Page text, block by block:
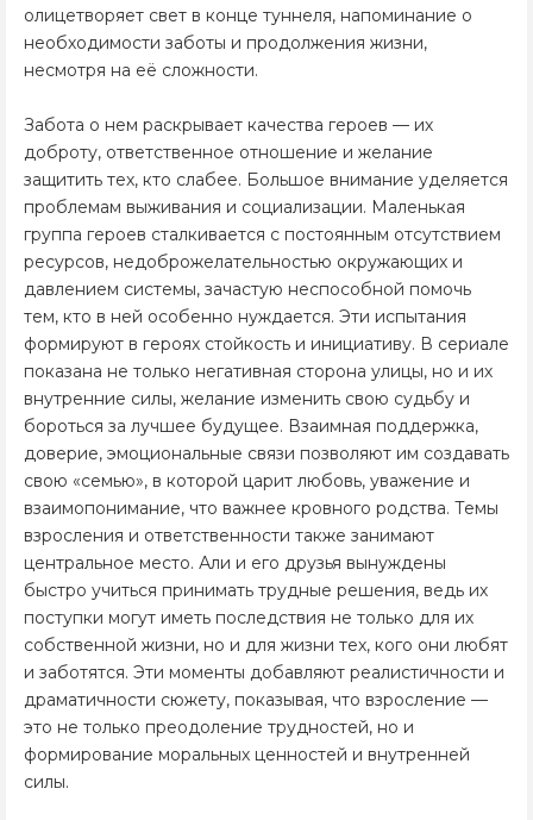
олицетворяет свет в конце туннеля, напоминание о
необходимости заботы и продолжения жизни,
несмотря на её сложности.
Забота о нем раскрывает качества героев — их
доброту, ответственное отношение и желание
защитить тех, кто слабее. Большое внимание уделяется
проблемам выживания и социализации. Маленькая
группа героев сталкивается с постоянным отсутствием
ресурсов, недоброжелательностью окружающих и
давлением системы, зачастую неспособной помочь
тем, кто в ней особенно нуждается. Эти испытания
формируют в героях стойкость и инициативу. В сериале
показана не только негативная сторона улицы, но и их
внутренние силы, желание изменить свою судьбу и
бороться за лучшее будущее. Взаимная поддержка,
доверие, эмоциональные связи позволяют им создавать
свою «семью», в которой царит любовь, уважение и
взаимопонимание, что важнее кровного родства. Темы
взросления и ответственности также занимают
центральное место. Али и его друзья вынуждены
быстро учиться принимать трудные решения, ведь их
поступки могут иметь последствия не только для их
собственной жизни, но и для жизни тех, кого они любят
и заботятся. Эти моменты добавляют реалистичности и
драматичности сюжету, показывая, что взросление —
это не только преодоление трудностей, но и
формирование моральных ценностей и внутренней
силы.